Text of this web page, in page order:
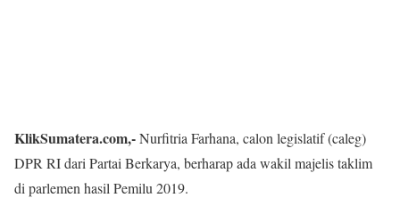
KlikSumatera.com,-Nurfitria Farhana, calon legislatif (caleg)
DPR RI dari Partai Berkarya, berharap ada wakil majelis taklim
di parlemen hasil Pemilu 2019.